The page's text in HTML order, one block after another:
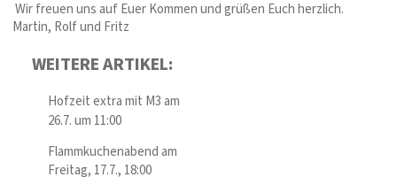
Wir freuen uns auf Euer Kommen und grüßen Euch herzlich.
Martin, Rolf und Fritz
WEITERE ARTIKEL:
Hofzeit extra mit M3 am
26.7. um 11:00
Flammkuchenabend am
Freitag, 17.7., 18:00